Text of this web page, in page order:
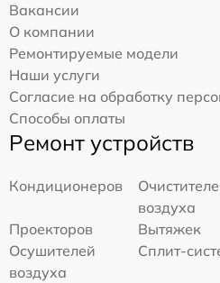
Вакансии
О компании
Ремонтируемые модели
Наши услуги
Согласие на обработку
Способы оплаты
Ремонт устройств
Кондиционеров
воздуха
Проекторов
Вытяжек
Осушителей
воздуха
Сплит-